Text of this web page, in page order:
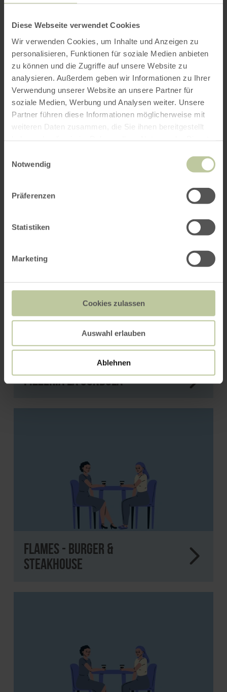
Diese Webseite verwendet Cookies
Wir verwenden Cookies, um Inhalte und Anzeigen zu
personalisieren, Funktionen für soziale Medien anbieten
zu können und die Zugriffe auf unsere Website zu
analysieren. Außerdem geben wir Informationen zu Ihrer
Verwendung unserer Website an unsere Partner für
soziale Medien, Werbung und Analysen weiter. Unsere
Partner führen diese Informationen möglicherweise mit
weiteren Daten zusammen, die Sie ihnen bereitgestellt
Notwendig
Präferenzen
Statistiken
Marketing
Cookies zulassen
Auswahl erlauben
Ablehnen
per Google Maps
ROUTE PLANEN
interessieren
Pizzeria La Gondola
Flames - Burger &
Steakhouse